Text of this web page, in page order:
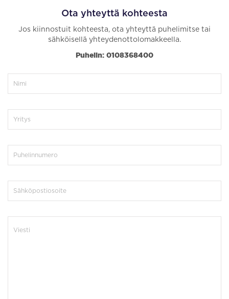
Ota yhteyttä kohteesta
Jos kiinnostuit kohteesta, ota yhteyttä puhelimitse tai
sähköisellä yhteydenottolomakkeella.
Puhelin: 0108368400